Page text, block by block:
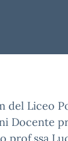
del Liceo
Docente